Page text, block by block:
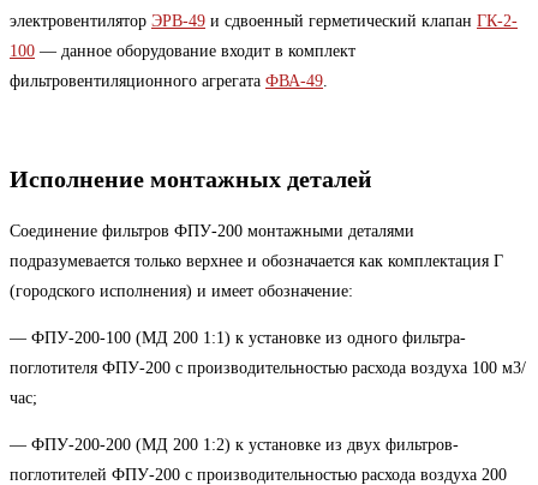
электровентилятор ЭРВ-49 и сдвоенный герметический клапан ГК-2-
100 — данное оборудование входит в комплект
фильтровентиляционного агрегата ФВА-49
Исполнение монтажных деталей
Соединение фильтров ФПУ-200 монтажными деталями
подразумевается только верхнее и обозначается как комплектация Г
(городского исполнения) и имеет обозначение:
— ФПУ-200-100 (МД 200 1:1) к установке из одного фильтра-
поглотителя ФПУ-200 с производительностью расхода воздуха 100 м3/
час;
— ФПУ-200-200 (МД 200 1:2) к установке из двух фильтров-
поглотителей ФПУ-200 с производительностью расхода воздуха 200